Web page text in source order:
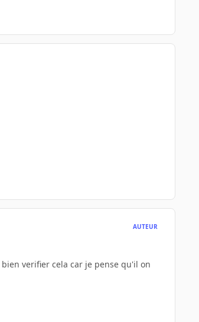
AUTEUR
verifier cela car je pense qu'il on